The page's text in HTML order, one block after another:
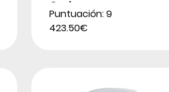
Puntuación: 9
423.50€